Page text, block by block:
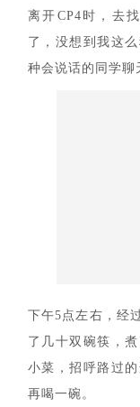
离开CP4时，去
了，没想到我这
种会说话的同学聊
下午5点左右，经
了几十双碗筷，
小菜，招呼路过